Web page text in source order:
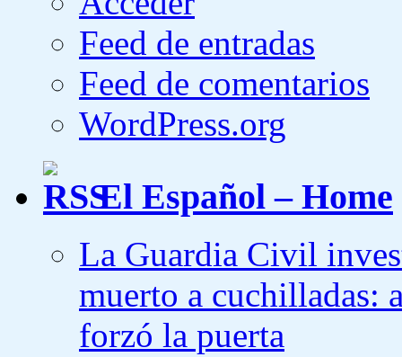
Feed de entradas
Feed de comentarios
WordPress.org
El Español – Home
La Guardia Civil
muerto a cuchilladas:
forzó la puerta